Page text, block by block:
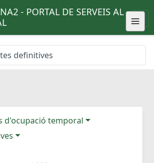
- PORTAL DE SERVEIS AL
definitives
d'ocupació temporal